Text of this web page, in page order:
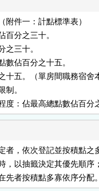
附件一：計點標準表）
百分之三十。
之三十。
數佔百分之十五。
十五。（單房間職務宿舍
制。
度：佔最高總點數佔百分
者，依次登記並按積點之
，以抽籤決定其優先順序
先者按積點多寡依序分配